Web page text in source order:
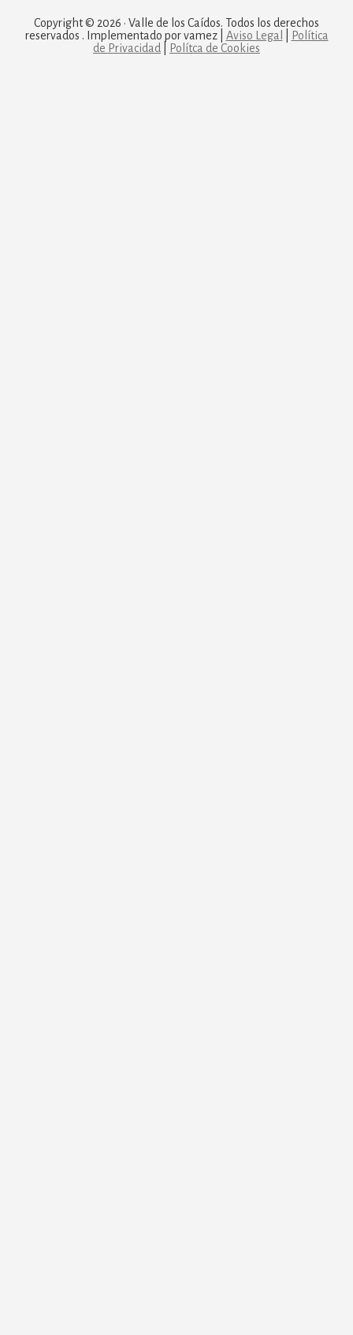
Copyright © 2026 · Valle de los Caídos. Todos los derechos
reservados . Implementado por vamez | Aviso Legal
Política
de Privacidad
Polítca de Cookies